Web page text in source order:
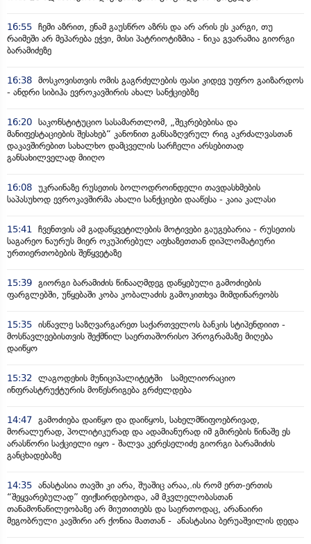
16:55 ჩემი აზრით, ენამ გაუსწრო აზრს და არ არის ეს კარგი, თუ
რაიმეში არ მეპარება ეჭვი, მისი პატრიოტიზმია - ნიკა გვარამია გიორგი
ბარამიძეზე
16:38 მოსკოვისთვის ომის გაგრძელების ფასი კიდევ უფრო გაიზარდოს
- ანდრი სიბიჰა ევროკავშირის ახალ სანქციებზე
16:20 საკონსტიტუციო სასამართლომ, „შეკრებებისა და
მანიფესტაციების შესახებ“ კანონით განსაზღვრულ რიგ აკრძალვასთან
დაკავშირებით სახალხო დამცველის სარჩელი არსებითად
განსახილველად მიიღო
16:08 უკრაინაზე რუსეთის ბოლოდროინდელი თავდასხმების
საპასუხოდ ევროკავშირმა ახალი სანქციები დააწესა - კაია კალასი
15:41
ჩვენთვის ამ გადაწყვეტილების მოტივები გაუგებარია - რუსეთის
საგარეო ნაურუს მიერ ოკუპირებულ აფხაზეთთან დიპლომატიური
ურთიერთობების შეწყვეტაზე
15:39 გიორგი ბარამიძის წინააღმდეგ დაწყებული გამოძიების
ფარგლებში, უწყებაში კობა კობალაძის გამოკითხვა მიმდინარეობს
15:35 ისწავლე საზღვარგარეთ საქართველოს ბანკის სტიპენდიით -
მოსწავლეებისთვის შექმნილ საერთაშორისო პროგრამაზე მიღება
დაიწყო
15:32
ლაგოდეხის მუნიციპალიტეტში სამელიორაციო
ინფრასტრუქტურის მოწესრიგება გრძელდება
14:47 გამოძიება დაიწყო და დაიწყოს, სახელმწიფოებრივად,
მორალურად, პოლიტიკურად და ადამიანურად იმ გმირების წინაშე ეს
არასწორი საქციელი იყო - შალვა კერესელიძე გიორგი ბარამიძის
განცხადებაზე
14:35 ანასტასია თავში კი არა, შუაშიც არაა,.ის რომ ერთ-ერთის
“შეყვარებულად” ფიქსირდებოდა, ამ მკვლელობასთან
თანამონაწილეობაზე არ მიუთითებს და საერთოდაც, არანაირი
მეგობრული კავშირი არ ქონია მათთან - ანასტასია ბერუაშვილის დედა